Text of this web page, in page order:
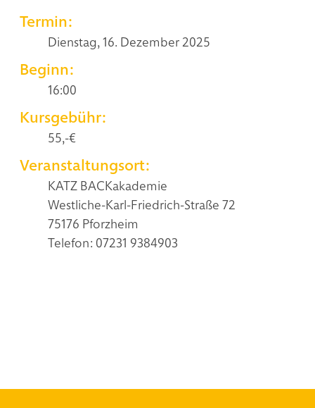
Termin:
Dienstag, 16. Dezember 2025
Beginn:
16:00
Kursgebühr:
55,-€
Veranstaltungsort:
KATZ BACKakademie
Westliche-Karl-Friedrich-Straße 72
75176 Pforzheim
Telefon: 07231 9384903